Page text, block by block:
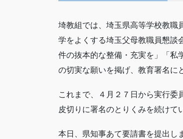
埼教組では、埼玉県高等学校教職
学をよくする埼玉父母教職員懇談
件の抜本的な整備・充実を」「私
の切実な願いを掲げ、教育署名に
これまで、４月２７日から実行委
皮切りに署名のとりくみを続けて
本日、県知事あて要請書を提出し